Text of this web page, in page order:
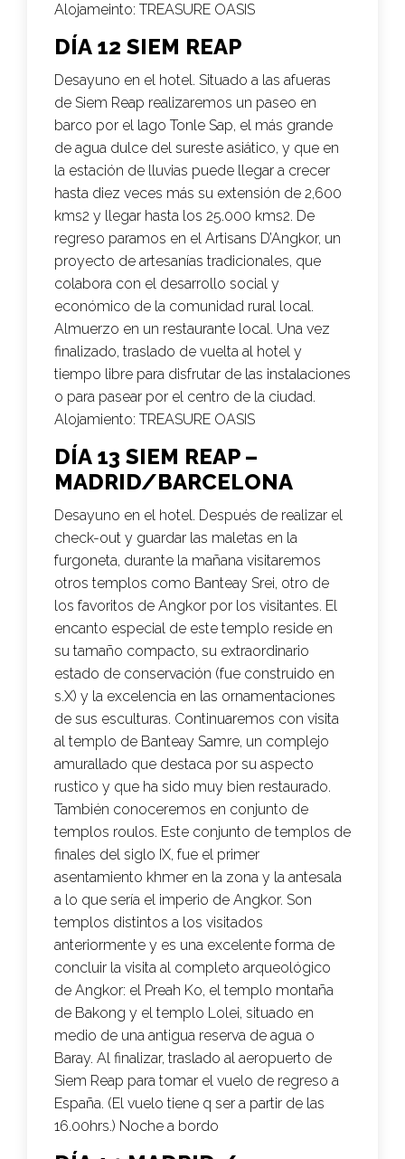
Alojameinto: TREASURE OASIS
DÍA 12 SIEM REAP
Desayuno en el hotel. Situado a las afueras
de Siem Reap realizaremos un paseo en
barco por el lago Tonle Sap, el más grande
de agua dulce del sureste asiático, y que en
la estación de lluvias puede llegar a crecer
hasta diez veces más su extensión de 2,600
kms2 y llegar hasta los 25.000 kms2. De
regreso paramos en el Artisans D’Angkor, un
proyecto de artesanías tradicionales, que
colabora con el desarrollo social y
económico de la comunidad rural local.
Almuerzo en un restaurante local. Una vez
finalizado, traslado de vuelta al hotel y
tiempo libre para disfrutar de las instalaciones
o para pasear por el centro de la ciudad.
Alojamiento: TREASURE OASIS
DÍA 13 SIEM REAP –
MADRID/BARCELONA
Desayuno en el hotel. Después de realizar el
check-out y guardar las maletas en la
furgoneta, durante la mañana visitaremos
otros templos como Banteay Srei, otro de
los favoritos de Angkor por los visitantes. El
encanto especial de este templo reside en
su tamaño compacto, su extraordinario
estado de conservación (fue construido en
s.X) y la excelencia en las ornamentaciones
de sus esculturas. Continuaremos con visita
al templo de Banteay Samre, un complejo
amurallado que destaca por su aspecto
rustico y que ha sido muy bien restaurado.
También conoceremos en conjunto de
templos roulos. Este conjunto de templos de
finales del siglo IX, fue el primer
asentamiento khmer en la zona y la antesala
a lo que sería el imperio de Angkor. Son
templos distintos a los visitados
anteriormente y es una excelente forma de
concluir la visita al completo arqueológico
de Angkor: el Preah Ko, el templo montaña
de Bakong y el templo Lolei, situado en
medio de una antigua reserva de agua o
Baray. Al finalizar, traslado al aeropuerto de
Siem Reap para tomar el vuelo de regreso a
España. (El vuelo tiene q ser a partir de las
16.00hrs.) Noche a bordo